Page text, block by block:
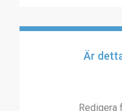
Är
Redigera